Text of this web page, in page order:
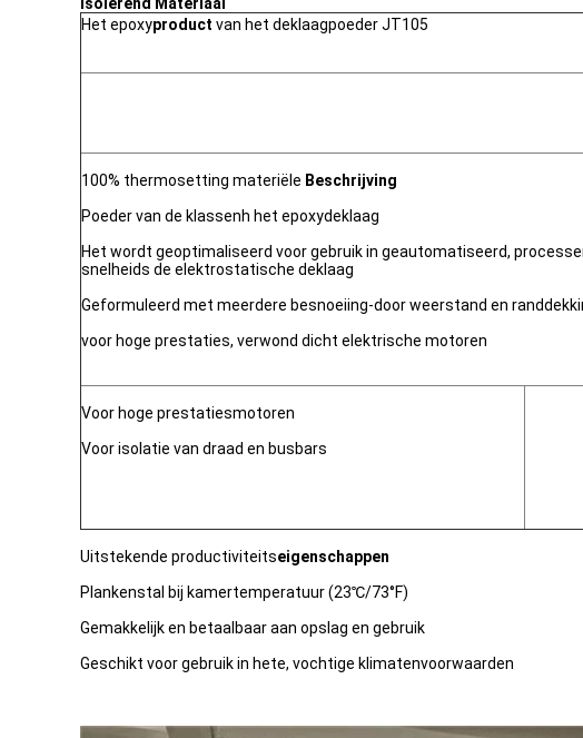
Het epoxyproduct van het deklaagpoeder JT105
100% thermosetting materiële Beschrijving
Poeder van de klassenh het epoxydeklaag
Het wordt geoptimaliseerd voor gebruik in geautomatiseerd,
snelheids de elektrostatische deklaag
Geformuleerd met meerdere besnoeiing-door weerstand en
voor hoge prestaties, verwond dicht elektrische motoren
Voor hoge prestatiesmotoren
Voor isolatie van draad en busbars
Uitstekende productiviteitseigenschappen
Plankenstal bij kamertemperatuur (23℃/73°F)
Gemakkelijk en betaalbaar aan opslag en gebruik
Geschikt voor gebruik in hete, vochtige klimatenvoorwaarden